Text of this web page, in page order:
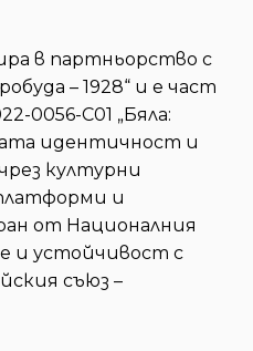
в партньорство с
– 1928“ и е част
0056-C01 „Бяла:
идентичност и
културни
и
от Националния
и устойчивост с
съюз –